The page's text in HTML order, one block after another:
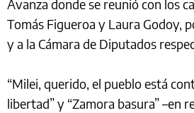
Avanza donde se reunió con los
Tomás Figueroa y Laura Godoy,
y a la Cámara de Diputados
“Milei, querido, el pueblo está
libertad” y “Zamora basura” –en